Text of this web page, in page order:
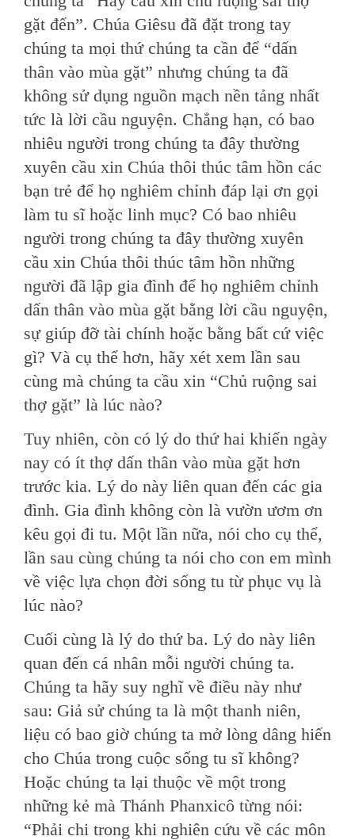
gặt đến”. Chúa Giêsu đã đặt trong tay
chúng ta mọi thứ chúng ta cần để “dấn
thân vào mùa gặt” nhưng chúng ta đã
không sử dụng nguồn mạch nền tảng nhất
tức là lời cầu nguyện. Chẳng hạn, có bao
nhiêu người trong chúng ta đây thường
xuyên cầu xin Chúa thôi thúc tâm hồn các
bạn trẻ để họ nghiêm chỉnh đáp lại ơn gọi
làm tu sĩ hoặc linh mục? Có bao nhiêu
người trong chúng ta đây thường xuyên
cầu xin Chúa thôi thúc tâm hồn những
người đã lập gia đình để họ nghiêm chỉnh
dấn thân vào mùa gặt bằng lời cầu nguyện,
sự giúp đỡ tài chính hoặc bằng bất cứ việc
gì? Và cụ thể hơn, hãy xét xem lần sau
cùng mà chúng ta cầu xin “Chủ ruộng sai
thợ gặt” là lúc nào?
Tuy nhiên, còn có lý do thứ hai khiến ngày
nay có ít thợ dấn thân vào mùa gặt hơn
trước kia. Lý do này liên quan đến các gia
đình. Gia đình không còn là vườn ươm ơn
kêu gọi đi tu. Một lần nữa, nói cho cụ thể,
lần sau cùng chúng ta nói cho con em mình
về việc lựa chọn đời sống tu từ phục vụ là
lúc nào?
Cuối cùng là lý do thứ ba. Lý do này liên
quan đến cá nhân mỗi người chúng ta.
Chúng ta hãy suy nghĩ về điều này như
sau: Giả sử chúng ta là một thanh niên,
liệu có bao giờ chúng ta mở lòng dâng hiến
cho Chúa trong cuộc sống tu sĩ không?
Hoặc chúng ta lại thuộc về một trong
những kẻ mà Thánh Phanxicô từng nói:
“Phải chi trong khi nghiên cứu về các môn